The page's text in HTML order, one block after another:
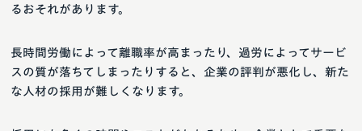
るおそれがあります。
長時間労働によって離職率が高まったり、過労によってサービ
スの質が落ちてしまったりすると、企業の評判が悪化し、新た
な人材の採用が難しくなります。